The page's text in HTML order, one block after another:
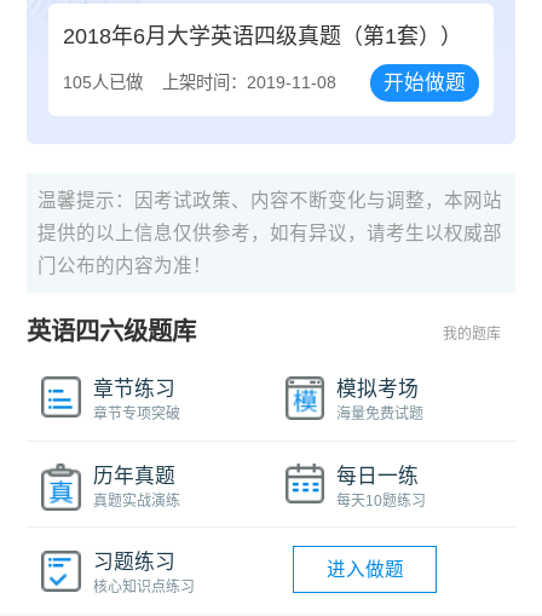
2018年6月大学英语四级真题（第1套））
105人已做 上架时间：2019-11-08 开始做题
温馨提示：因考试政策、内容不断变化与调整，本网站
提供的以上信息仅供参考，如有异议，请考生以权威部
门公布的内容为准！
英语四六级题库 我的题库
章节练习
章节专项突破
模拟考场
海量免费试题
历年真题
真题实战演练
每日一练
每天10题练习
习题练习
核心知识点练习
进入做题